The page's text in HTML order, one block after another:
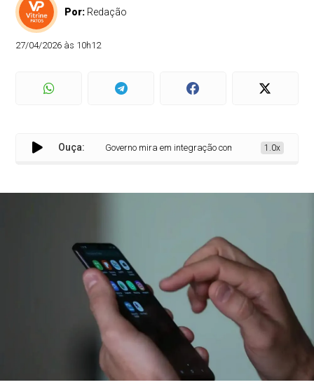
Por: Redação
27/04/2026 às 10h12
Ouça:Governo mira em integração com estados em nova fase
1.0x